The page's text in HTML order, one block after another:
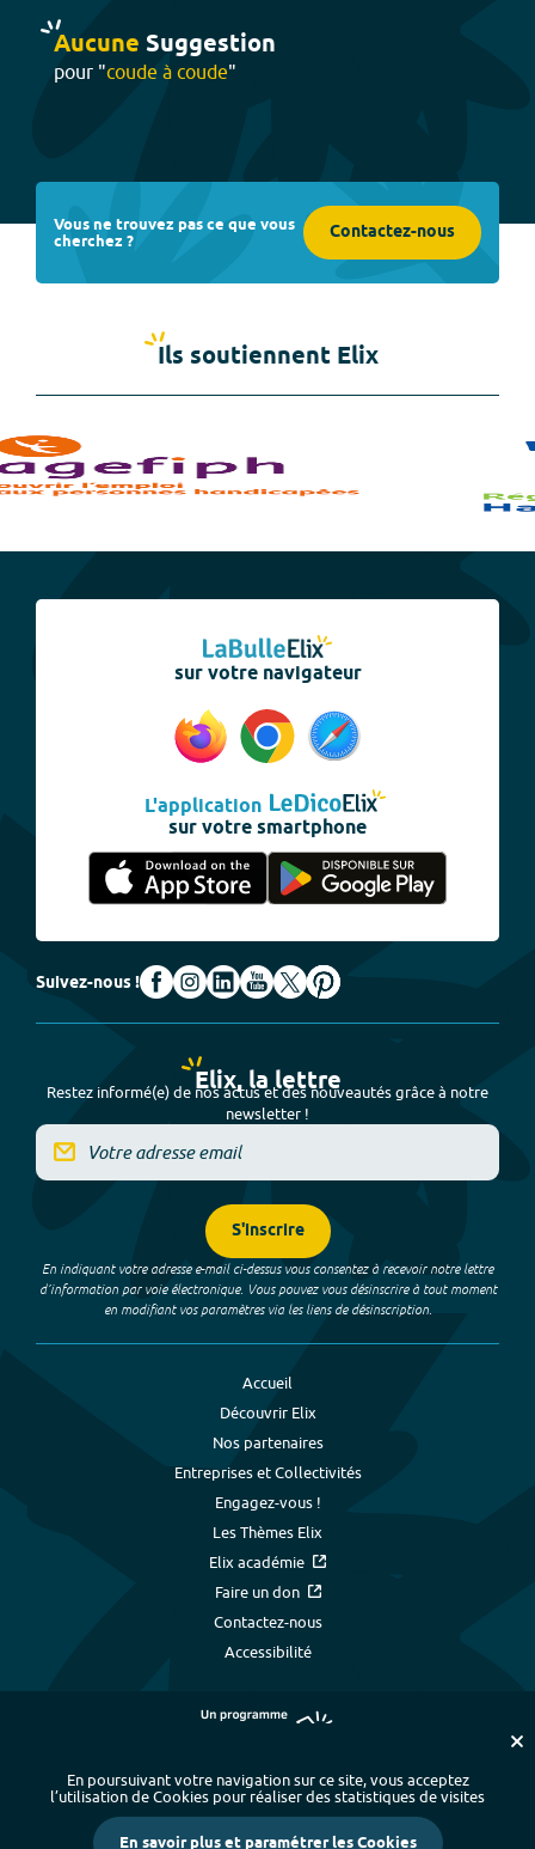
Aucune Suggestion
pour "coude à coude"
Vous ne trouvez pas ce que vous
cherchez ? Contactez-nous
Ils soutiennent Elix
sur votre navigateur
L'application
sur votre smartphone
Suivez-nous !
Elix, la lettre
Restez informé(e) de nos actus et des nouveautés grâce à notre
newsletter !
S'inscrire
En indiquant votre adresse e-mail ci-dessus vous consentez à recevoir notre lettre
d’information par voie électronique. Vous pouvez vous désinscrire à tout moment
en modifiant vos paramètres via les liens de désinscription.
Accueil
Découvrir Elix
Nos partenaires
Entreprises et Collectivités
Engagez-vous !
Les Thèmes Elix
Elix académie
Faire un don
Contactez-nous
Accessibilité
Plan du site - Index alphabétique
-
En poursuivant votre navigation sur ce site, vous acceptez
l’utilisation de Cookies pour réaliser des statistiques de visites
En savoir plus et paramétrer les Cookies